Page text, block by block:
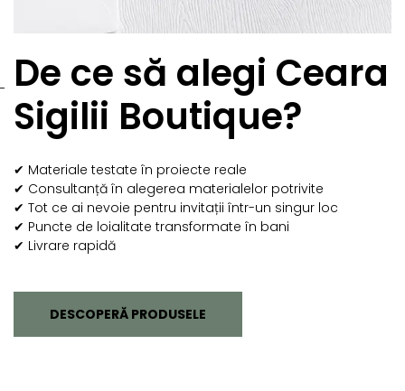
De ce să alegi Ceara
Sigilii Boutique?
✔ Materiale testate în proiecte reale
✔ Consultanță în alegerea materialelor potrivite
✔ Tot ce ai nevoie pentru invitații într-un singur loc
✔ Puncte de loialitate transformate în bani
✔ Livrare rapidă
DESCOPERĂ PRODUSELE